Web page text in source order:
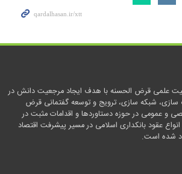
علمی قرض الحسنه با هدف ایجاد مرجعیت دانش در
شبکه سازی، ترویج و توسعه گفتمانی قرض
و عمومی در حوزه دستاوردها و اقدامات مثبت در
عقود بانکداری اسلامی در مسیر پیشرفت اقتصاد
شده است.